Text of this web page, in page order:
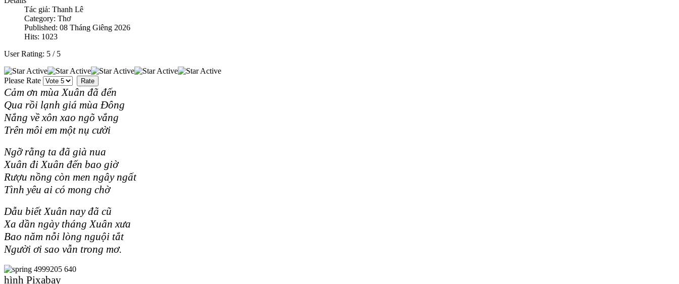
Tác giả: Thanh Lê
Category: Thơ
Published: 08 Tháng Giêng 2026
Hits: 1023
User Rating: 5 / 5
Please Rate
Cảm ơn mùa Xuân đã đến
Qua rồi lạnh giá mùa Đông
Nắng về xôn xao ngõ vắng
Trên môi em một nụ cười
Ngỡ rằng ta đã già nua
Xuân đi Xuân đến bao giờ
Rượu nồng còn men ngây ngất
Tình yêu ai có mong chờ
Dẫu biết Xuân nay đã cũ
Xa dần ngày tháng Xuân xưa
Bao năm nỗi lòng nguội tắt
Người ơi sao vẫn trong mơ.
hình Pixabay